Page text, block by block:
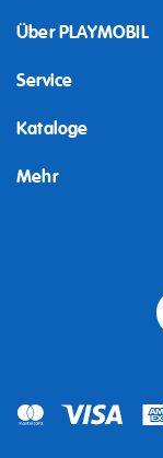
Über PLAYMOBIL
Service
Kataloge
Mehr